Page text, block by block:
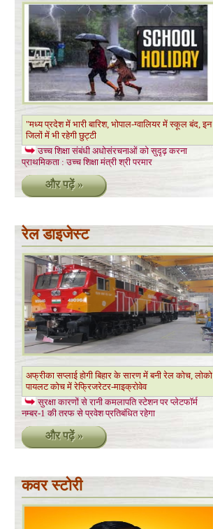
"मध्य प्रदेश में भारी बारिश, भोपाल-ग्वालियर में स्कूल बंद, इन
जिलों में भी रहेगी छुट्टी
उच्च शिक्षा संबंधी अधोसंरचनाओं को सुदृढ़ करना
प्राथमिकता : उच्च शिक्षा मंत्री श्री परमार
और पढ़ें »
रेल डाइजेस्ट
अफ्रीका सप्लाई होगी बिहार के सारण में बनी रेल कोच, लोको
पायलट कोच में रेफ्रिजरेटर-माइक्रोवेव
सुरक्षा कारणों से रानी कमलापति स्टेशन पर प्लेटफॉर्म
नम्बर-1 की तरफ से प्रवेश प्रतिबंधित रहेगा
और पढ़ें »
कवर स्टोरी